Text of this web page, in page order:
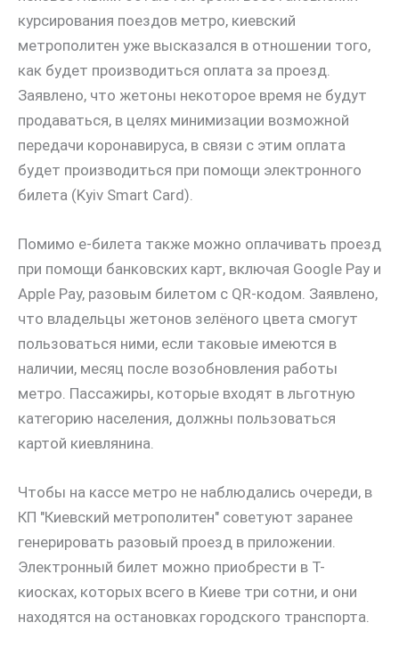
курсирования поездов метро, киевский
метрополитен уже высказался в отношении того,
как будет производиться оплата за проезд.
Заявлено, что жетоны некоторое время не будут
продаваться, в целях минимизации возможной
передачи коронавируса, в связи с этим оплата
будет производиться при помощи электронного
билета (Kyiv Smart Card).
Помимо е-билета также можно оплачивать проезд
при помощи банковских карт, включая Google Pay и
Apple Pay, разовым билетом с QR-кодом. Заявлено,
что владельцы жетонов зелёного цвета смогут
пользоваться ними, если таковые имеются в
наличии, месяц после возобновления работы
метро. Пассажиры, которые входят в льготную
категорию населения, должны пользоваться
картой киевлянина.
Чтобы на кассе метро не наблюдались очереди, в
КП "Киевский метрополитен" советуют заранее
генерировать разовый проезд в приложении.
Электронный билет можно приобрести в Т-
киосках, которых всего в Киеве три сотни, и они
находятся на остановках городского транспорта.